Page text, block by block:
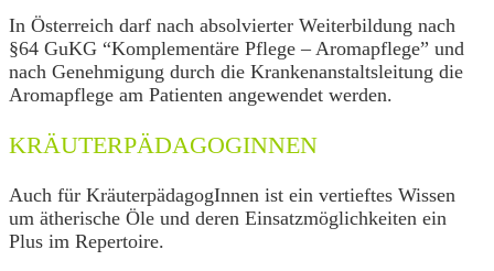
In Österreich darf nach absolvierter Weiterbildung nach
§64 GuKG “Komplementäre Pflege – Aromapflege” und
nach Genehmigung durch die Krankenanstaltsleitung die
Aromapflege am Patienten angewendet werden.
KRÄUTERPÄDAGOGINNEN
Auch für KräuterpädagogInnen ist ein vertieftes Wissen
um ätherische Öle und deren Einsatzmöglichkeiten ein
Plus im Repertoire.